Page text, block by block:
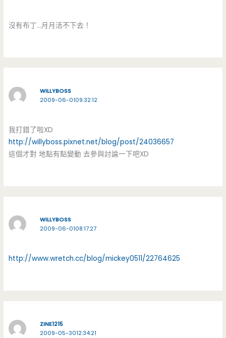
沒有布丁…月月活不下去！
WILLYBOSS
2009-06-0109:32:12
我打錯了啦XD
http://willyboss.pixnet.net/blog/post/24036657
這個才對 地點有點變動 去參與討論一下吧XD
WILLYBOSS
2009-06-0108:17:27
http://www.wretch.cc/blog/mickey0511/22764625
ZINE1215
2009-05-3012:34:21